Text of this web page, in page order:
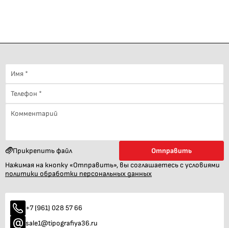
+7 (961) 028 57 66
sale1@tipografiya36.ru
Прикрепить файл Отправить
Нажимая на кнопку «Отправить», вы соглашаетесь с условиями
политики обработки персональных данных